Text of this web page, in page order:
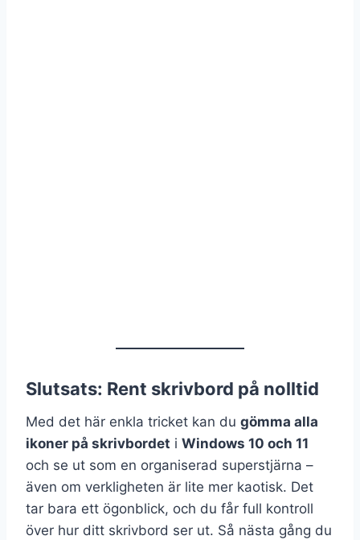
Slutsats: Rent skrivbord på nolltid
Med det här enkla tricket kan du gömma alla
ikoner på skrivbordet i Windows 10 och 11
och se ut som en organiserad superstjärna –
även om verkligheten är lite mer kaotisk. Det
tar bara ett ögonblick, och du får full kontroll
över hur ditt skrivbord ser ut. Så nästa gång du